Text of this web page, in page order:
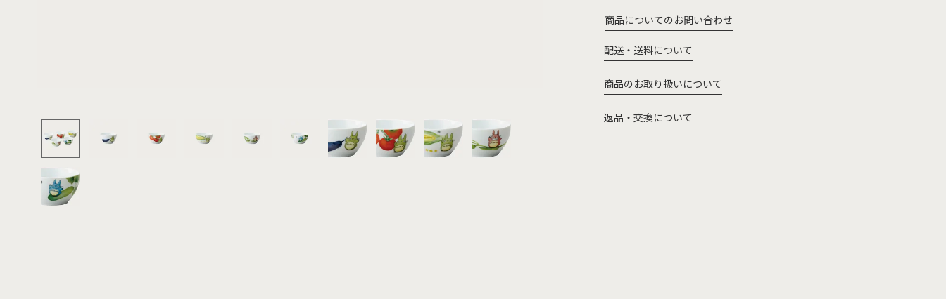
商品についてのお問い合わせ
配送・送料について
商品のお取り扱いについて
返品・交換について